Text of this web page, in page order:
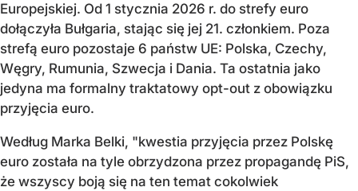
Europejskiej. Od 1 stycznia 2026 r. do strefy euro
dołączyła Bułgaria, stając się jej 21. członkiem. Poza
strefą euro pozostaje 6 państw UE: Polska, Czechy,
Węgry, Rumunia, Szwecja i Dania. Ta ostatnia jako
jedyna ma formalny traktatowy opt-out z obowiązku
przyjęcia euro.
Według Marka Belki, "kwestia przyjęcia przez Polskę
euro została na tyle obrzydzona przez propagandę PiS,
że wszyscy boją się na ten temat cokolwiek